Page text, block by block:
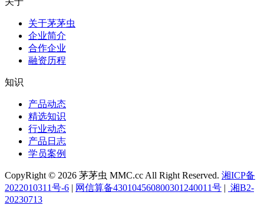
关于茅茅虫
企业简介
合作企业
融资历程
知识
产品动态
精选知识
行业动态
产品日志
学员案例
CopyRight © 2026 茅茅虫 MMC.cc All Right Reserved. 湘ICP备
2022010311号-6 | 网信算备430104560800301240011号 | 湘B2-
20230713